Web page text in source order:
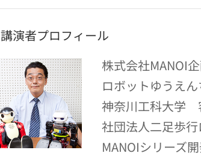
講演者プロフィール
株式会社MANOI
ロボットゆうえ
神奈川工科大学
社団法人二足歩
MANOIシリーズ